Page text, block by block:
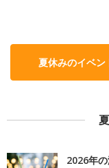
夏休みのイベン
2026年